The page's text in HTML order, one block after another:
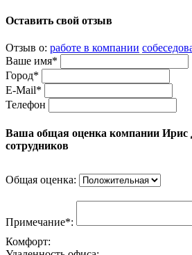
Оставить свой отзыв
Отзыв о: работе в компании
Ваше имя*
Город*
E-Mail*
Телефон
Ваша общая оценка компании Ирис
сотрудников
Общая оценка:
Примечание*:
Комфорт: